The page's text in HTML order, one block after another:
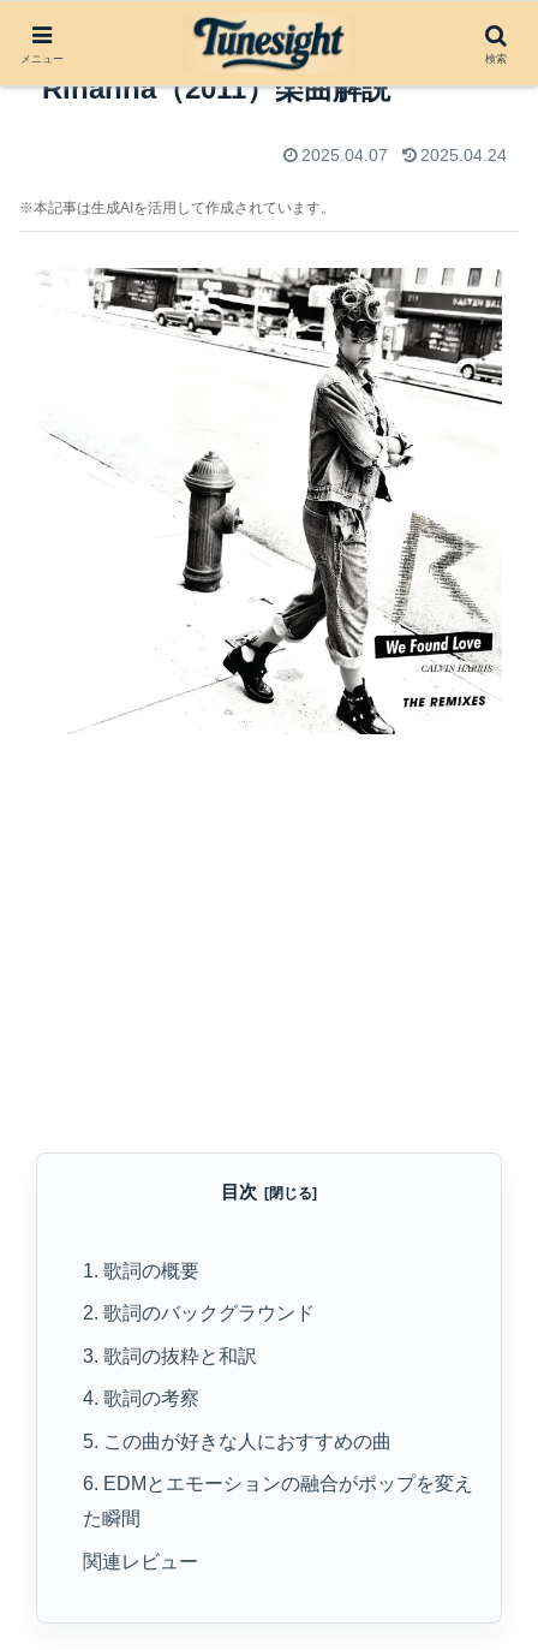
We Found Love by
Rihanna（2011）楽曲解説
2025.04.07 2025.04.24
※本記事は生成AIを活用して作成されています。
目次
1. 歌詞の概要
2. 歌詞のバックグラウンド
3. 歌詞の抜粋と和訳
4. 歌詞の考察
5. この曲が好きな人におすすめの曲
6. EDMとエモーションの融合がポップを変え
た瞬間
関連レビュー
メニュー 検索